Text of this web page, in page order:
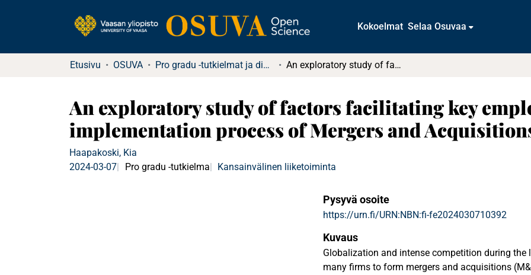
Kokoelmat Selaa Osuvaa
Etusivu OSUVA Pro gradu -tutkielmat ja diplomityöt An exploratory study of factors facilitating key employee retention during implementation process of Mergers and Acquisitions
An exploratory study of factors facilitating key
implementation process of Mergers and
Haapakoski, Kia
2024-03-07
Pro gradu -tutkielma Kansainvälinen liiketoiminta
Pysyvä osoite
https://urn.fi/URN:NBN:fi-fe2024030710392
Kuvaus
Globalization and intense competition during the
many firms to form mergers and acquisitions